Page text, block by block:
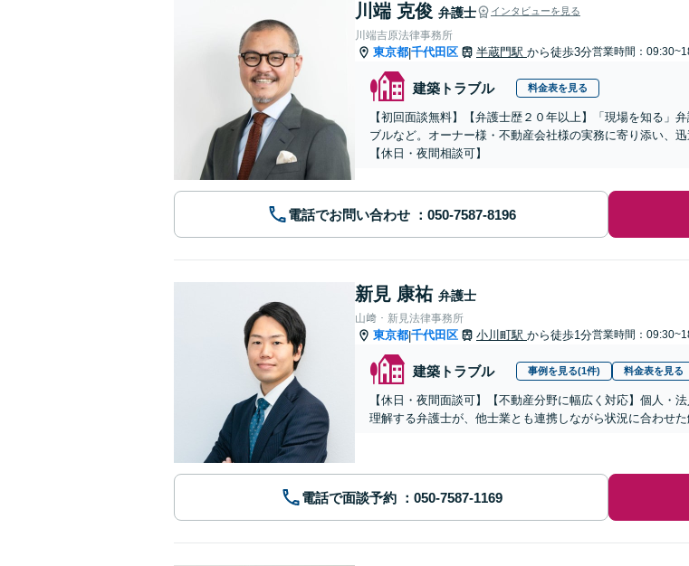
川端 克俊 弁護士 インタビューを見る
川端吉原法律事務所
東京都|千代田区 半蔵門駅 から徒歩3分営業時間：
建築トラブル 料金表を見る
【初回面談無料】【弁護士歴２０年以上】「現場を知る」
ブルなど。オーナー様・不動産会社様の実務に寄り添い、
【休日・夜間相談可】
電話でお問い合わせ
新見 康祐 弁護士
山﨑・新見法律事務所
東京都|千代田区 小川町駅 から徒歩1分営業時間：
建築トラブル 事例を見る(1件) 料金表を見る
【休日・夜間面談可】【不動産分野に幅広く対応】個人・
理解する弁護士が、他士業とも連携しながら状況に合わせ
電話で面談予約